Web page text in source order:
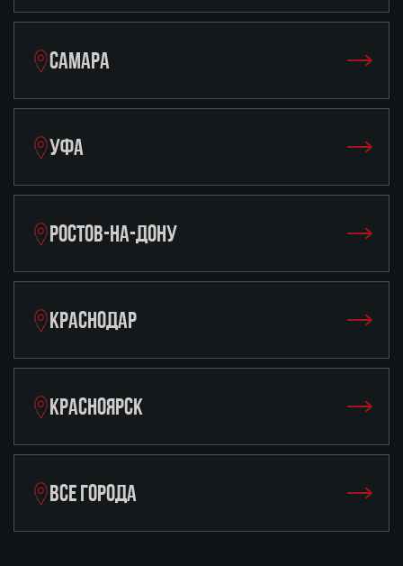
САМАРА
УФА
РОСТОВ-НА-ДОНУ
КРАСНОДАР
КРАСНОЯРСК
ВСЕ ГОРОДА